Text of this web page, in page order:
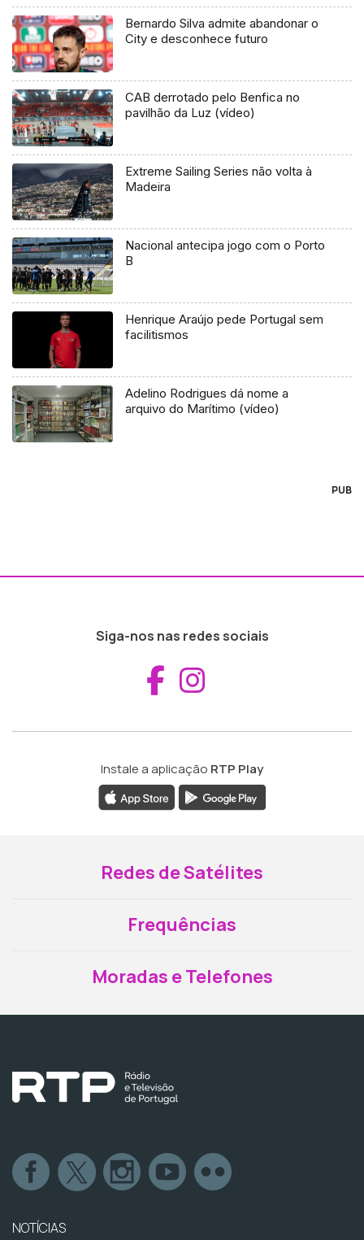
Bernardo Silva admite abandonar o
City e desconhece futuro
CAB derrotado pelo Benfica no
pavilhão da Luz (vídeo)
Extreme Sailing Series não volta à
Madeira
Nacional antecipa jogo com o Porto
B
Henrique Araújo pede Portugal sem
facilitismos
Adelino Rodrigues dá nome a
arquivo do Marítimo (vídeo)
PUB
Siga-nos nas redes sociais
Aceder ao
Instale a aplicação RTP Play
Redes de Satélites
Frequências
Moradas e Telefones
NOTÍCIAS